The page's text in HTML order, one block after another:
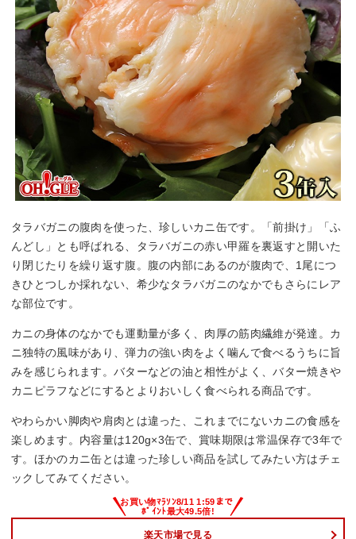
タラバガニの腹肉を使った、珍しいカニ缶です。「前掛け」「ふ
んどし」とも呼ばれる、タラバガニの赤い甲羅を裏返すと開いた
り閉じたりを繰り返す腹。腹の内部にあるのが腹肉で、1尾につ
きひとつしか採れない、希少なタラバガニのなかでもさらにレア
な部位です。
カニの身体のなかでも運動量が多く、肉厚の筋肉繊維が発達。カ
ニ独特の風味があり、弾力の強い肉をよく噛んで食べるうちに旨
みを感じられます。バターなどの油と相性がよく、バター焼きや
カニピラフなどにするとよりおいしく食べられる商品です。
やわらかい脚肉や肩肉とは違った、これまでにないカニの食感を
楽しめます。内容量は120g×3缶で、賞味期限は常温保存で3年で
す。ほかのカニ缶とは違った珍しい商品を試してみたい方はチェ
ックしてみてください。
楽天市場で見る